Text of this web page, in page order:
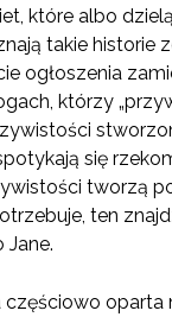
które albo
takie historie
ogłoszenia
którzy
się
tworzą
ten
oparta